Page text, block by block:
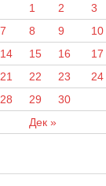
Дек »
1 2
3
7 8 9
10
14 15 16
17
21 22 23
24
28 29 30